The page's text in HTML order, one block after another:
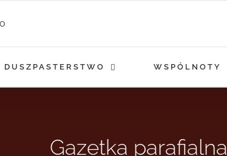
DUSZPASTERSTWO WSPÓLNOTY
Gazetka parafialna